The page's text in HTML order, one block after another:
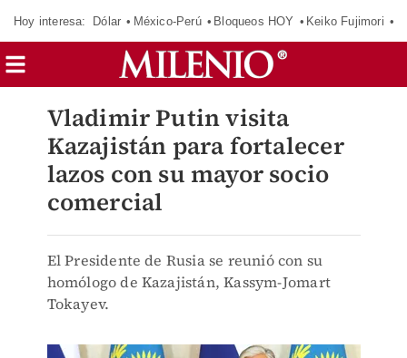
Hoy interesa: Dólar México-Perú Bloqueos HOY Keiko Fujimori
Vladimir Putin visita
Kazajistán para fortalecer
lazos con su mayor socio
comercial
El Presidente de Rusia se reunió con su
homólogo de Kazajistán, Kassym-Jomart
Tokayev.